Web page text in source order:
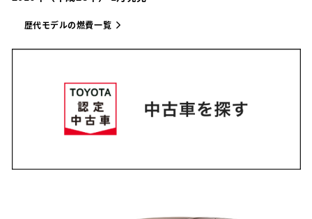
歴代モデルの燃費一覧